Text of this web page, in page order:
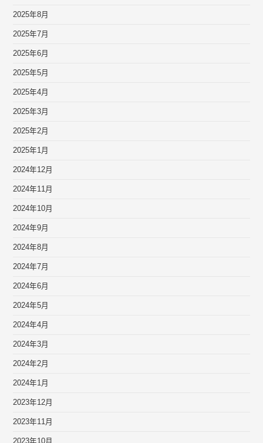
2025年8月
2025年7月
2025年6月
2025年5月
2025年4月
2025年3月
2025年2月
2025年1月
2024年12月
2024年11月
2024年10月
2024年9月
2024年8月
2024年7月
2024年6月
2024年5月
2024年4月
2024年3月
2024年2月
2024年1月
2023年12月
2023年11月
2023年10月